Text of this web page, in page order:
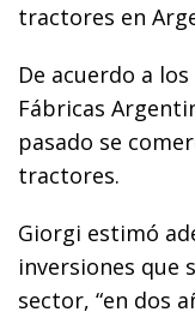
tractores en
De acuerdo a
Fábricas
pasado se
tractores.
Giorgi estimó
inversiones que
sector, “en dos